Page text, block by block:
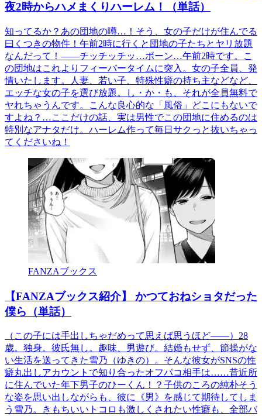
夜2時からハメまくりハーレム！（単話）
知ってるか？あの団地の噂…！そう、女の子だけが住んでる
曰くつきの物件！午前2時に行くと団地の子たちとヤリ放題
なんだって！――チッチッチッ…ポーン…午前2時です。こ
の団地はこれよりフィーバータイムに突入。女の子全員、発
情いたします。人妻、若い子、特殊性癖の持ち主などなど、
エッチな女の子を選び放題。し・か・も、それが全員無料で
ヤれちゃうんです。こんな良心的な「風俗」どこにもないで
すよね？…ここだけの話、実は男性でこの団地に住めるのは
特別なアナタだけ。ハーレム作って毎日サクっと抜いちゃっ
てくださいね！
FANZAブックス
【FANZAブックス紹介】 かつておねショタだった
僕ら（単話）
（この子には手出しちゃだめって思えば思うほど――）28
歳。独身。彼氏無し。趣味、男遊び。結婚もせず、節操がな
い生活を送ってきた雪乃（ゆきの）。そんな彼女がSNSの性
癖丸出しアカウントで知り合ったオフパコ相手は……昔近所
に住んでいた年下男子のひーくん！？子供のころの純朴そう
な姿を思い出しながらも、彼に《男》を感じて期待してしま
う雪乃。きもちいいトコロも激しくされたい性癖も、全部バ